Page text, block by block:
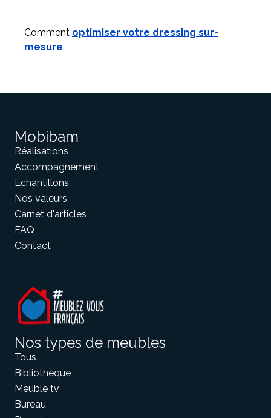
Comment optimiser votre dressing sur-
mesure.
Mobibam
Réalisations
Accompagnement
Echantillons
Nos valeurs
Carnet d'articles
FAQ
Contact
Nos types de meubles
Tous
Bibliothèque
Meuble tv
Bureau